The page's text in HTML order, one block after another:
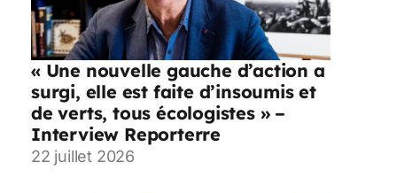
« Une nouvelle gauche d’action a
surgi, elle est faite d’insoumis et
de verts, tous écologistes » –
Interview Reporterre
22 juillet 2026